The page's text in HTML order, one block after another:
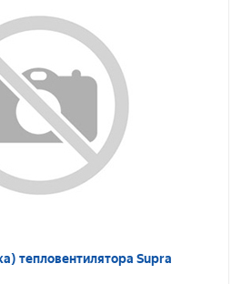
тепловентилятора Supra